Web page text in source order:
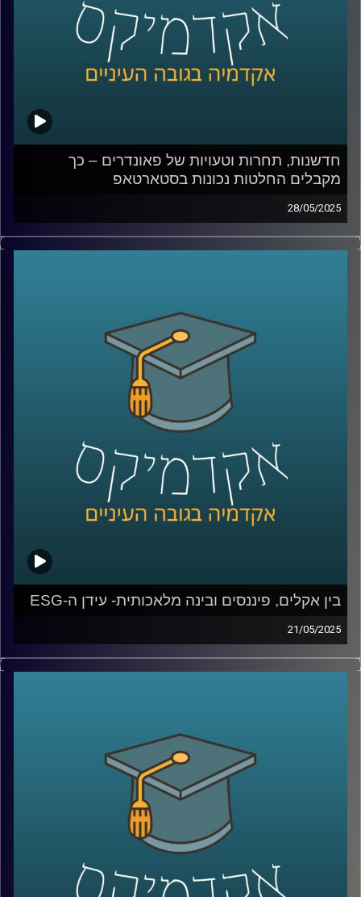
האם רובוט יכול לגרום לי לקנות משהו, או דווקא לגרום לי
להרגיש שייך? ואיפה עובר הקו בין טכנולוגיה שמשפרת את
חיינו לכזו שמעצבת אותנו מבלי שנרגיש
קרדיט תמונות:AudioVersity
חדשנות, תחרות וטעויות של פאונדרים – כך
מקבלים החלטות נכונות בסטארטאפ
28/05/2025
מה קורה כשסטארטאפ נכנס לשוק תחרותי?
האם ניסיון קודם ומעורבות הפאונדרים תמיד עוזרים או
בפרק הזה של אקדמיקס אני מארחת את פרופ’ ניראון חשאי,
דיקן בית הספר אריסון למנהל עסקים באוניברסיטת רייכמן,
חוקר מוביל בתחום האסטרטגיה, חדשנות ויזמות.
נשוחח על מצבה של ישראל כ”אומת הסטארטאפ”, על
מהמחקרים שלו – שמלמדים אותנו איך תחרות, חדשנות וניסיון
מעצבים את ההצלחה של חברות.
קרדיט תמונות:AudioVersity
בין אקלים, פיננסים ובינה מלאכותית- עידן ה-ESG
21/05/2025
עולם הפיננסים, שהיה מזוהה במשך עשורים עם מספרים,
רווחים וצמיחה, מתמודד היום עם שאלות נוספות: איך
והאם ייתכן שכלכלה, חברה וסביבה לא עומדות בסתירה אלא
דווקא תלויות זו בזו?
במקביל, הבינה המלאכותית היוצרת נכנסת לעולמנו בקצב
מסחרר, ומציעה פתרונות טכנולוגיים פורצי דרך לאתגרים
אבל גם כאן ההתלהבות מלווה בחשש: מה ההשפעה של
האלגוריתמים על פרטיות, תעסוקה וצריכת אנרגיה?
האם מדובר במהפכה ירוקה או באשליה מסוכנת?